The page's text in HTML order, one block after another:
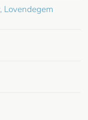
Lovendegem